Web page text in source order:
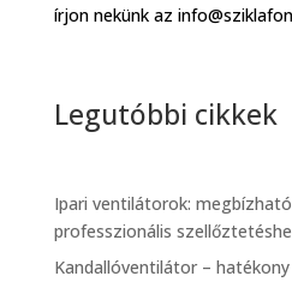
írjon nekünk az
Legutóbbi cikkek
Ipari ventilátorok:
professzionális
Kandallóventilátor –